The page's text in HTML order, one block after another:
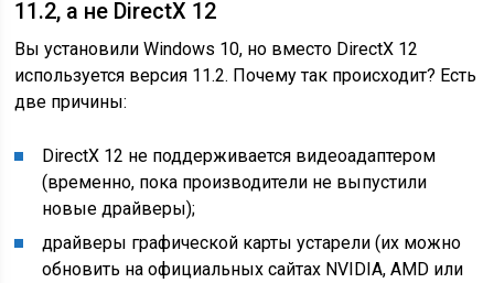
11.2, а не DirectX 12
Вы установили Windows 10, но вместо DirectX 12
используется версия 11.2. Почему так происходит? Есть
две причины:
DirectX 12 не поддерживается видеоадаптером
(временно, пока производители не выпустили
новые драйверы);
драйверы графической карты устарели (их можно
обновить на официальных сайтах NVIDIA, AMD или